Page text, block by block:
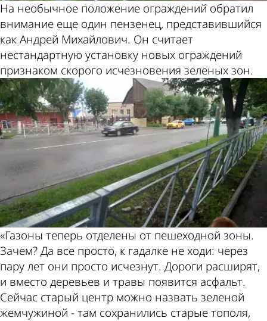
На необычное положение ограждений обратил
внимание еще один пензенец, представившийся
как Андрей Михайлович. Он считает
нестандартную установку новых ограждений
признаком скорого исчезновения зеленых зон.
«Газоны теперь отделены от пешеходной зоны.
Зачем? Да все просто, к гадалке не ходи: через
пару лет они просто исчезнут. Дороги расширят,
и вместо деревьев и травы появится асфальт.
Сейчас старый центр можно назвать зеленой
жемчужиной - там сохранились старые тополя,